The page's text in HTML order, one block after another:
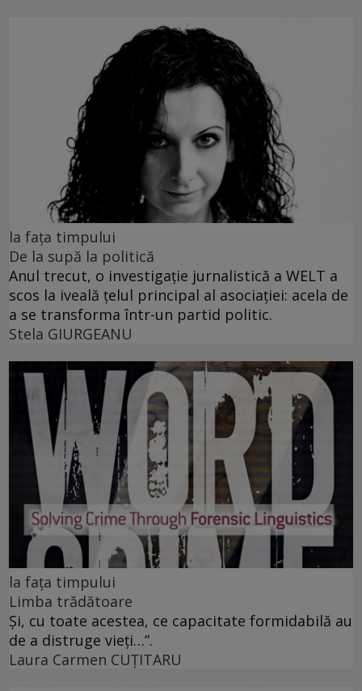
la fața timpului
De la supă la politică
Anul trecut, o investigație jurnalistică a WELT a
scos la iveală țelul principal al asociației: acela de
a se transforma într-un partid politic.
Stela GIURGEANU
la fața timpului
Limba trădătoare
Și, cu toate acestea, ce capacitate formidabilă au
de a distruge vieți…”.
Laura Carmen CUȚITARU